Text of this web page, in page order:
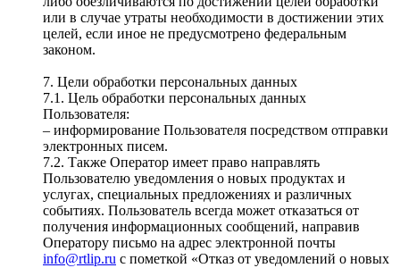
или в случае утраты необходимости в достижении этих
целей, если иное не предусмотрено федеральным
законом.
7. Цели обработки персональных данных
7.1. Цель обработки персональных данных
Пользователя:
– информирование Пользователя посредством отправки
электронных писем.
7.2. Также Оператор имеет право направлять
Пользователю уведомления о новых продуктах и
услугах, специальных предложениях и различных
событиях. Пользователь всегда может отказаться от
получения информационных сообщений, направив
Оператору письмо на адрес электронной почты
info@rtlip.ru с пометкой «Отказ от уведомлений о новых